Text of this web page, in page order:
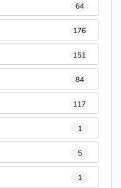
64
176
151
84
117
1
5
1